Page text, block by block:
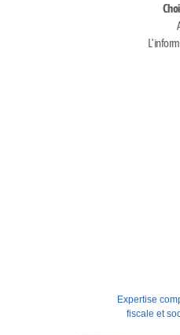
Expertise
fiscale et